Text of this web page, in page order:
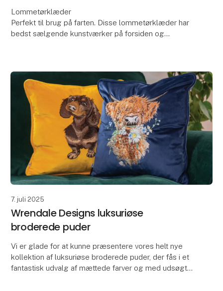
Lommetørklæder
Perfekt til brug på farten. Disse lommetørklæder har
bedst sælgende kunstværker på forsiden og
7. juli 2025
Wrendale Designs luksuriøse
broderede puder
Vi er glade for at kunne præsentere vores helt nye
kollektion af luksuriøse broderede puder, der fås i et
fantastisk udvalg af mættede farver og med udsøgte